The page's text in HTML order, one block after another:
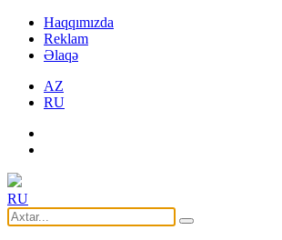
Haqqımızda
Reklam
Əlaqə
AZ
RU
RU